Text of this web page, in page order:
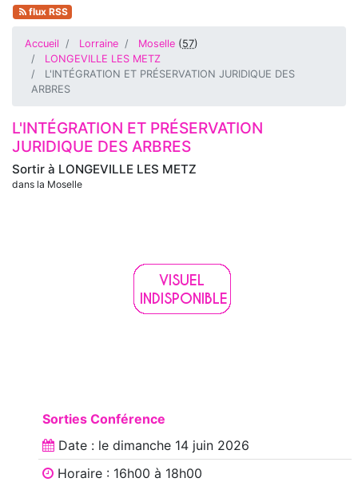
flux RSS
Accueil Lorraine Moselle (57)
LONGEVILLE LES METZ
L'INTÉGRATION ET PRÉSERVATION JURIDIQUE DES
ARBRES
Sortir à LONGEVILLE LES METZ
dans la Moselle
L'INTÉGRATION ET PRÉSERVATION
JURIDIQUE DES ARBRES
Sorties Conférence
Date : le dimanche 14 juin 2026
Horaire : 16h00 à 18h00